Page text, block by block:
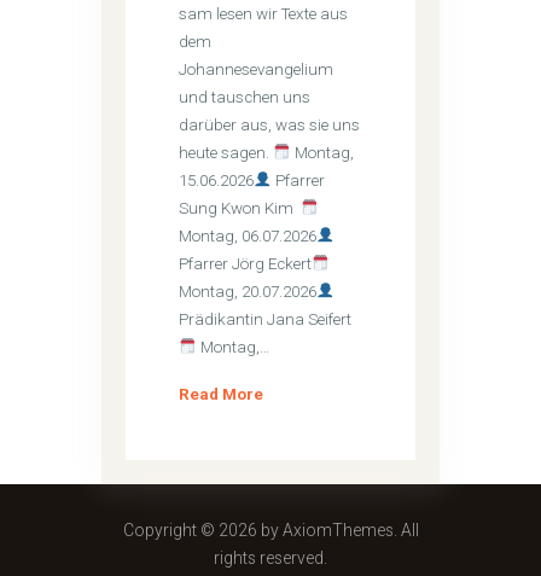
sam lesen wir Texte aus
dem
Johannesevangelium
und tauschen uns
darüber aus, was sie uns
heute sagen.
Montag,
15.06.2026
Pfarrer
Sung Kwon Kim
Montag, 06.07.2026
Pfarrer Jörg Eckert
Montag, 20.07.2026
Prädikantin Jana Seifert
Montag,…
Read More
Copyright © 2026 by AxiomThemes. All
rights reserved.